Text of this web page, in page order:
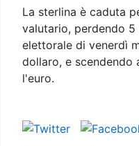
La sterlina è caduta
valutario, perdendo
elettorale di venerdì
dollaro, e scendendo
l'euro.